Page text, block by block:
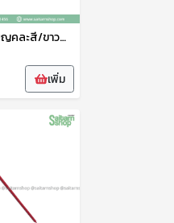
กระดาษห่อเหรียญคละสี/ขาวดำ 100แผ่น 0
เพิ่ม